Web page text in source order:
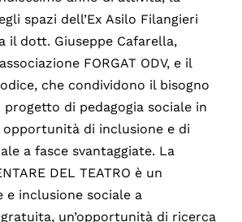
spazi dell’Ex Asilo Filangieri
il dott. Giuseppe Cafarella,
FORGAT ODV, e il
che condividono il bisogno
di pedagogia sociale in
di inclusione e di
a fasce svantaggiate. La
DEL TEATRO è un
inclusione sociale a
un’opportunità di ricerca